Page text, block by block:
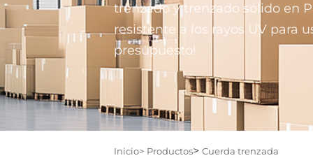
trenzado y trenzado sólido en
resistente a los rayos UV para
presupuesto!
Inicio> Productos> Cuerda trenzada